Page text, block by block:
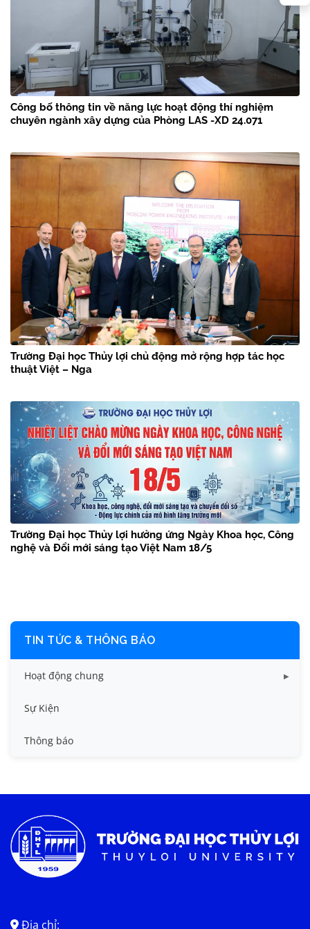
Công bố thông tin về năng lực hoạt động thí nghiệm
chuyên ngành xây dựng của Phòng LAS -XD 24.071
Trường Đại học Thủy lợi chủ động mở rộng hợp tác học
thuật Việt – Nga
Trường Đại học Thủy lợi hưởng ứng Ngày Khoa học, Công
nghệ và Đổi mới sáng tạo Việt Nam 18/5
TIN TỨC & THÔNG BÁO
Hoạt động chung
Tin công tác sinh viên
Tin đào tạo
Tin tức chung
Sự Kiện
Thông báo
Địa chỉ: